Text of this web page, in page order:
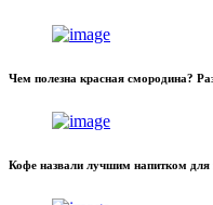
Чем полезна красная смородина?
Кофе назвали лучшим напитком для